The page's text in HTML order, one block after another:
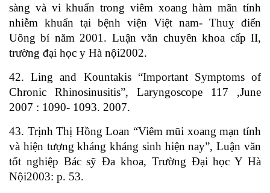
sàng và vi khuẩn trong viêm xoang hàm mãn tính
nhiễm khuẩn tại bệnh viện Việt nam- Thuỵ điển
Uông bí năm 2001. Luận văn chuyên khoa cấp II,
trường đại học y Hà nội2002.
42. Ling and Kountakis “Important Symptoms of
Chronic Rhinosinusitis”, Laryngoscope 117 ,June
2007 : 1090- 1093. 2007.
43. Trịnh Thị Hồng Loan “Viêm mũi xoang mạn tính
và hiện tượng kháng kháng sinh hiện nay”, Luận văn
tốt nghiệp Bác sỹ Đa khoa, Trường Đại học Y Hà
Nội2003: p. 53.